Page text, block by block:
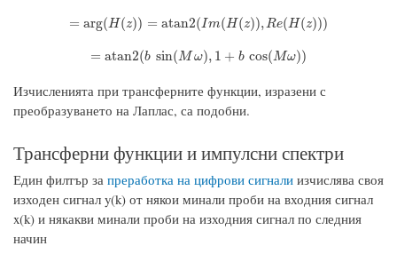
= arg(H (z)) = atan2(Im(H(z)),Re(H (z)))
=arg(H(z ))=atan2(Im(H(z)),Re(H(z)))
= atan2(b sin(M ω), 1 + b cos(Mω))
=atan2 bsin(Mω),1+ bcos (Mω))
Изчисленията при трансферните функции, изразени с
преобразуването на Лаплас, са подобни.
Трансферни функции и импулсни спектри
Един филтър за преработка на цифрови сигнали изчислява своя
изходен сигнал y(k) от някои минали проби на входния сигнал
x(k) и някакви минали проби на изходния сигнал по следния
начин